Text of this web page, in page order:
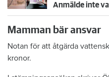
Mamman bär ansvar
Notan för att åtgärda
kronor.